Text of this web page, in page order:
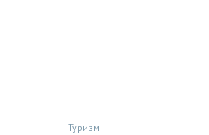
Туризм